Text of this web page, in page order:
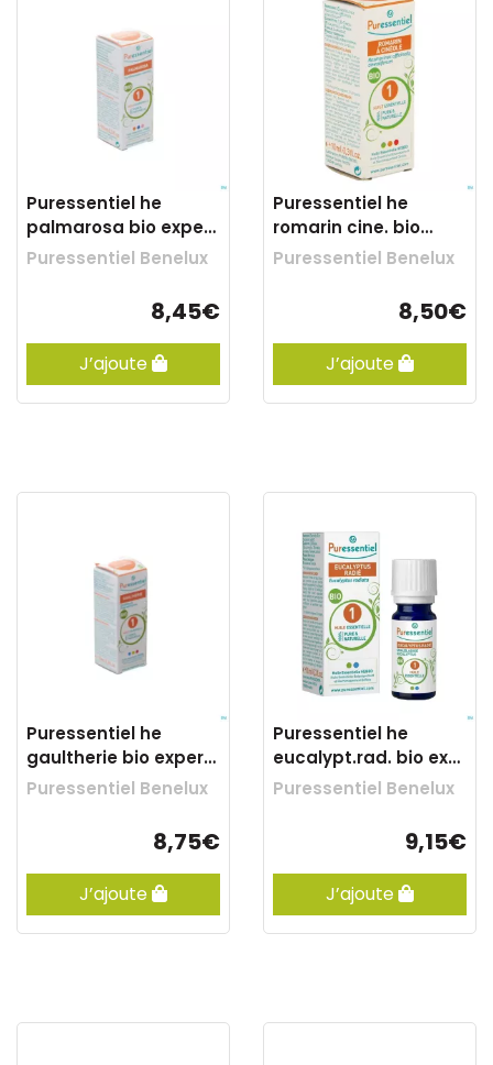
Puressentiel he
palmarosa bio expert
hle ess 10ml
Puressentiel Benelux
8,45€
J’ajoute
Puressentiel he
romarin cine. bio
exp.hle ess 10ml
Puressentiel Benelux
8,50€
J’ajoute
Puressentiel he
gaultherie bio expert
hle ess 10ml
Puressentiel Benelux
8,75€
J’ajoute
Puressentiel he
eucalypt.rad. bio exp.
hle ess10ml
Puressentiel Benelux
9,15€
J’ajoute